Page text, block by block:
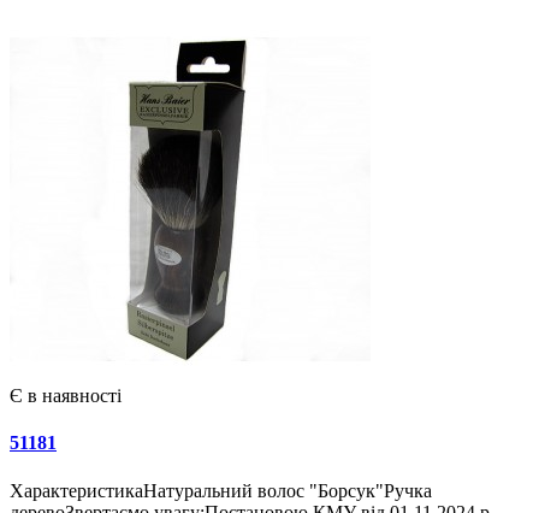
Є в наявності
51181
ХарактеристикаНатуральний волос "Борсук"Ручка